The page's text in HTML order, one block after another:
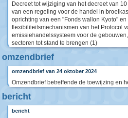
Decreet tot wijziging van het decreet van
van een regeling voor de handel in
oprichting van een "Fonds wallon Kyoto" en
flexibiliteitsmechanismen van het Protocol
emissiehandelssysteem voor de
sectoren tot stand te brengen (1)
omzendbrief
omzendbrief van 24 oktober 2024
Omzendbrief betreffende de toewijzing en
bericht
bericht